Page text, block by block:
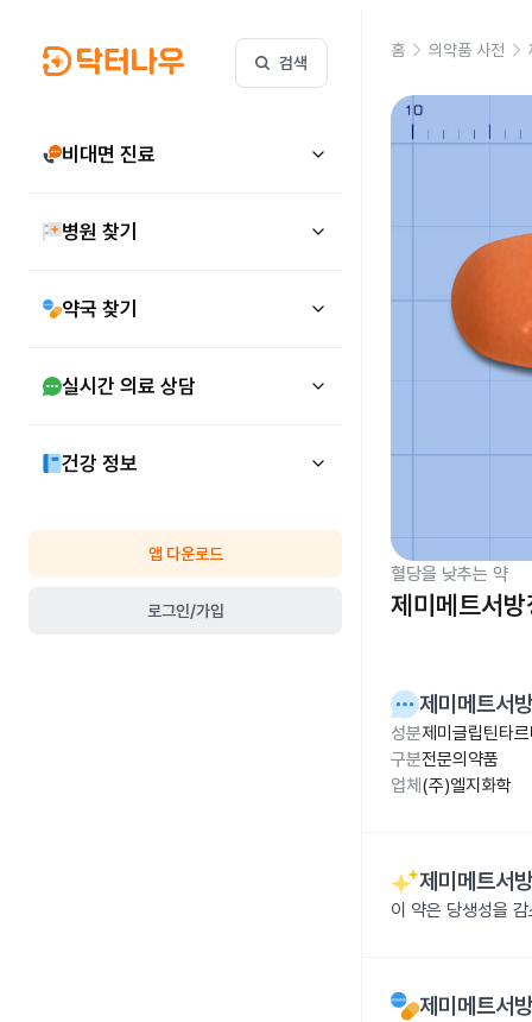
검색
비대면 진료
병원 찾기
약국 찾기
실시간 의료 상담
건강 정보
앱 다운로드
로그인/가입
홈 의약품 사전
혈당을 낮추는 약
제미메트서
제미메트
성분제미글립틴타
구분전문의약품
업체 (주)엘지화학
제미메트
이 약은 당생성을
제미메트